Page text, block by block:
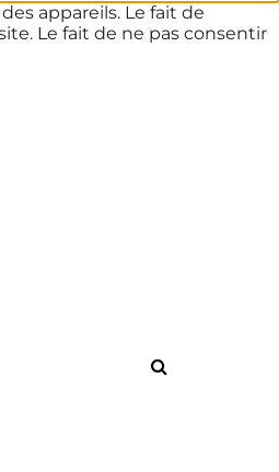
appareils. Le fait de
Le fait de ne pas consentir